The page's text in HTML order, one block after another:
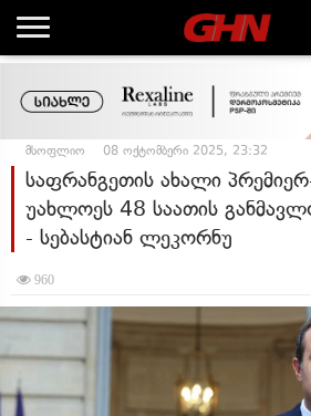
მსოფლიო 08 ოქტომბერი 2025, 23:32
საფრანგეთის ახალი
უახლოეს 48 საათის
- სებასტიან ლეკორნუ
960